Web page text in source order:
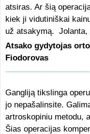
atsiras. Ar šią
kiek ji vidutiniškai
už atsakymą. Jolanta,
Atsako gydytojas
Fiodorovas
Gangliją tikslinga
jo nepašalinsite.
artroskopiniu metodu,
Šias operacijas